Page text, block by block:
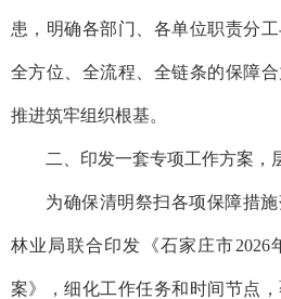
患，明确各部门、各单位职责分
全方位、全流程、全链条的保障
推进筑牢组织根基。
二、印发一套专项工作方案，
为确保清明祭扫各项保障措
林业局联合印发《石家庄市2026
案》，细化工作任务和时间节点，